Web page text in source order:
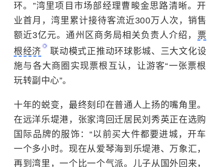
环。”湾里项目市场部经理曹畯金思路清晰。开
业首月，湾里累计接待客流近300万人次，销售
额近3亿元。通州区商务局相关负责人介绍， 票
根经济
联动模式正推动环球影城、三大文化设
施与各大商圈实现票根互认，让游客“一张票根
玩转副中心”。
十年的蜕变，最终刻印在普通人上扬的嘴角里。
在远洋乐堤港，张家湾回迁居民刘秀英正在选购
国际品牌的服饰：“以前买大件都要进城，开车
一个多小时。现在从爱琴海到乐堤港、万象汇，
再到湾里，一个比一个气派。儿子从国外回来，